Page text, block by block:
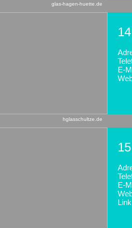
glas-hagen-huette.de
E-
hglasschultze.de
E-